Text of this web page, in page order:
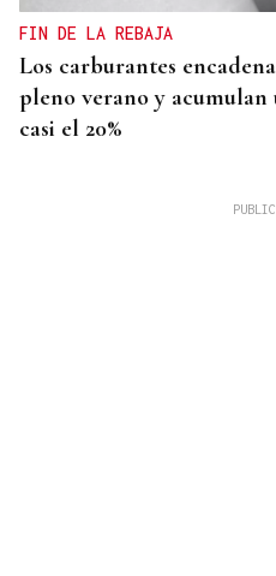
FIN DE LA REBAJA
Los carburantes
pleno verano y
casi el 20%